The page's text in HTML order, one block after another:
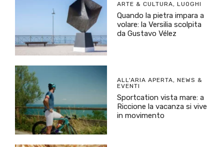
ARTE & CULTURA, LUOGHI
Quando la pietra impara a
volare: la Versilia scolpita
da Gustavo Vélez
ALL'ARIA APERTA, NEWS &
EVENTI
Sportcation vista mare: a
Riccione la vacanza si vive
in movimento